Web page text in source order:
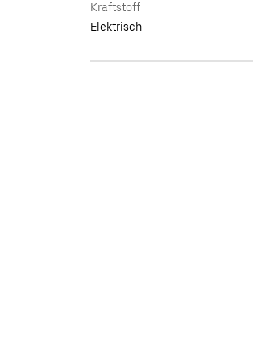
Kraftstoff
Elektrisch